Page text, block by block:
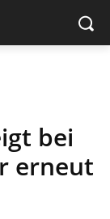
bei
erneut